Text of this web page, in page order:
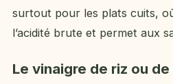
surtout pour les plats cuits,
l’acidité brute et permet aux
Le vinaigre de riz ou